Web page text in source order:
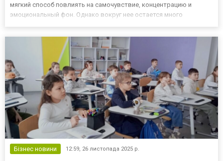
мягкий способ повлиять на самочувствие, концентрацию и
эмоциональный фон. Однако вокруг нее остается много
Бізнес новини 12:59, 26 листопада 2025 р.